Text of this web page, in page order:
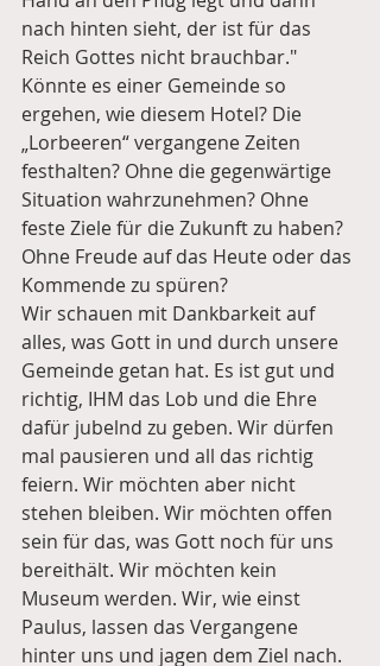
nach hinten sieht, der ist für das
Reich Gottes nicht brauchbar."
Könnte es einer Gemeinde so
ergehen, wie diesem Hotel? Die
„Lorbeeren“ vergangene Zeiten
festhalten? Ohne die gegenwärtige
Situation wahrzunehmen? Ohne
feste Ziele für die Zukunft zu haben?
Ohne Freude auf das Heute oder das
Kommende zu spüren?
Wir schauen mit Dankbarkeit auf
alles, was Gott in und durch unsere
Gemeinde getan hat. Es ist gut und
richtig, IHM das Lob und die Ehre
dafür jubelnd zu geben. Wir dürfen
mal pausieren und all das richtig
feiern. Wir möchten aber nicht
stehen bleiben. Wir möchten offen
sein für das, was Gott noch für uns
bereithält. Wir möchten kein
Museum werden. Wir, wie einst
Paulus, lassen das Vergangene
hinter uns und jagen dem Ziel nach.